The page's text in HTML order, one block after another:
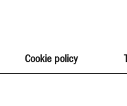
Cookie policy